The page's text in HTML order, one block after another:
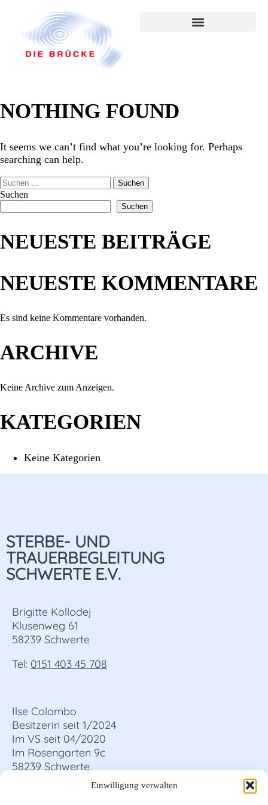
Einwilligung verwalten
NOTHING FOUND
It seems we can’t find what you’re looking for. Perhaps
searching can help.
Suchen
Suchen
NEUESTE BEITRÄGE
NEUESTE KOMMENTARE
Es sind keine Kommentare vorhanden.
ARCHIVE
Keine Archive zum Anzeigen.
KATEGORIEN
Keine Kategorien
STERBE- UND
TRAUERBEGLEITUNG
SCHWERTE E.V.
Brigitte Kollodej
Klusenweg 61
58239 Schwerte
Tel: 0151 403 45 708
Ilse Colombo
Besitzerin seit 1/2024
Im VS seit 04/2020
Im Rosengarten 9c
58239 Schwerte